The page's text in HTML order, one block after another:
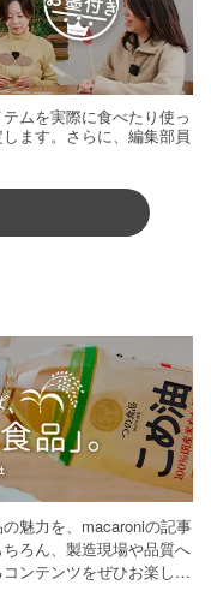
ムを実際に食べたり使っ
ます。さらに、編集部員
魅力を、macaroniの記事
ろん、製造現場や品質へ
ンテンツをぜひお楽しみ